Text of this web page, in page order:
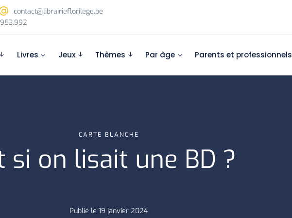
contact@librairieflorilege.be
Livres Jeux Thèmes Par âge Parents et professionnels
CARTE BLANCHE
si on lisait une BD ?
Publié le 19 janvier 2024